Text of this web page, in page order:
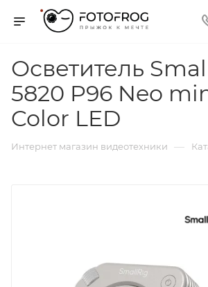
Осветитель
5820 P96 Neo
Color LED
Интернет магазин видеотехники —